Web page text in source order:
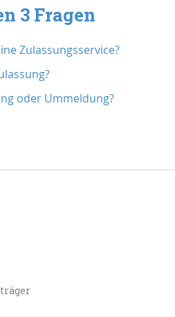
3 Fragen
Zulassungsservice?
oder Ummeldung?